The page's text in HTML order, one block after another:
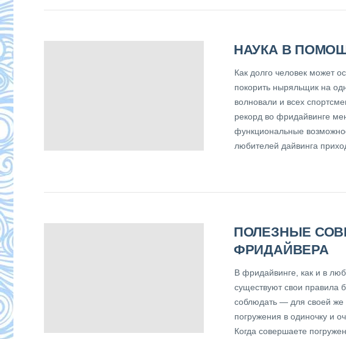
НАУКА В
Как долго человек может
покорить ныряльщик на
волновали и всех
рекорд во фридайвинге
функциональные
любителей дайвинга
ПОЛЕЗНЫЕ
ФРИДАЙВЕРА
В фридайвинге, как и в
существуют свои правила
соблюдать — для своей же
погружения в одиночку и
Когда совершаете